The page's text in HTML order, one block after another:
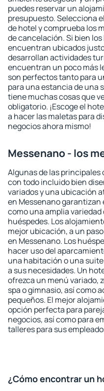
puedes reservar un
presupuesto. Selecciona
de hotel y comprueba los
de cancelación. Si bien
encuentran ubicados
desarrollan actividades
encuentran un poco más
son perfectos tanto para
para una estancia de una
tiene muchas cosas que
obligatorio. ¡Escoge el
a hacer las maletas para
negocios ahora mismo!
Messenano - los
Algunas de las
con todo incluido bien
variados y una ubicación
en Messenano garantizan
como una amplia
huéspedes. Los
mejor ubicación, a un
en Messenano. Los
hacer uso del
una habitación o una
a sus necesidades. Un
ofrezca un menú variado,
spa o gimnasio, así como
pequeños. El mejor
opción perfecta para
negocios, así como para
talleres para sus
¿Cómo encontrar un